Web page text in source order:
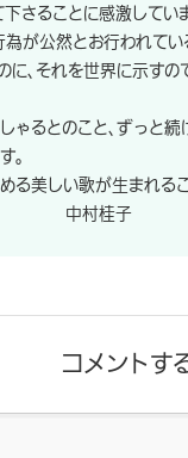
ることに感激してい
が公然とお行われて
、それを世界に示すの
るとのこと、ずっと続
。
美しい歌が生まれる
子
コメントす